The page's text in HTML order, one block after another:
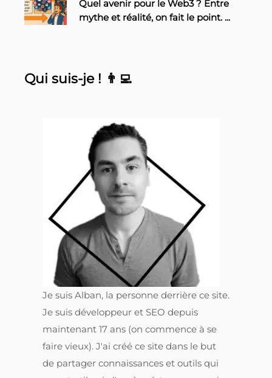
Quel avenir pour le Web3 ? Entre
mythe et réalité, on fait le point. ...
Qui suis-je ! 👨‍💻
Je suis Alban, la personne derrière ce site.
Je suis développeur et SEO depuis
maintenant 17 ans (on commence à se
faire vieux). J'ai créé ce site dans le but
de partager connaissances et outils qui